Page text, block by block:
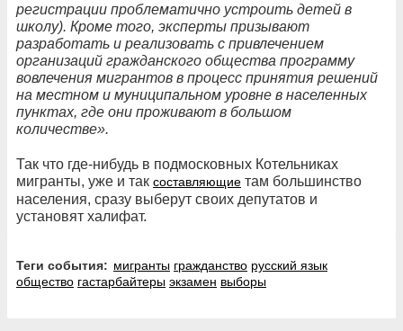
регистрации проблематично устроить детей в
школу). Кроме того, эксперты призывают
разработать и реализовать с привлечением
организаций гражданского общества программу
вовлечения мигрантов в процесс принятия решений
на местном и муниципальном уровне в населенных
пунктах, где они проживают в большом
количестве».
Так что где-нибудь в подмосковных Котельниках
мигранты, уже и так составляющие там большинство
населения, сразу выберут своих депутатов и
установят халифат.
Теги события: мигранты гражданство русский язык
общество гастарбайтеры экзамен выборы